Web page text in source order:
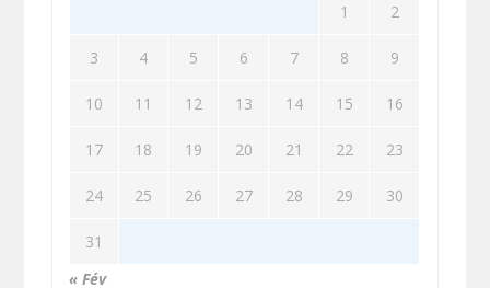
1 2
3 4 5 6 7 8 9
10 11 12 13 14 15 16
17 18 19 20 21 22 23
24 25 26 27 28 29 30
31
« Fév